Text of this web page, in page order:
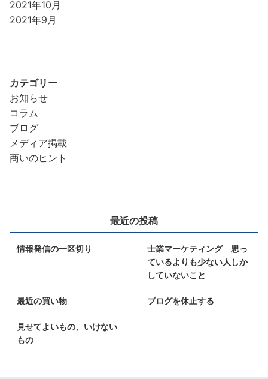
2021年10月
2021年9月
カテゴリー
お知らせ
コラム
ブログ
メディア掲載
商いのヒント
最近の投稿
情報発信の一区切り
士業マーケティング 思っ
ているよりも少ない人しか
していないこと
最近の買い物 ブログを休止する
見せてよいもの、いけない
もの